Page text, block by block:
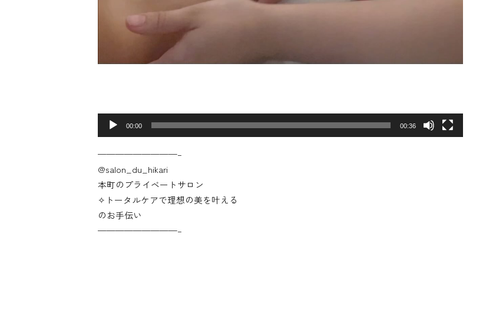
00:00 00:36
—————————–
@salon_du_hikari
本町のプライベートサロン
✧︎トータルケアで理想の美を叶える
のお手伝い
—————————–